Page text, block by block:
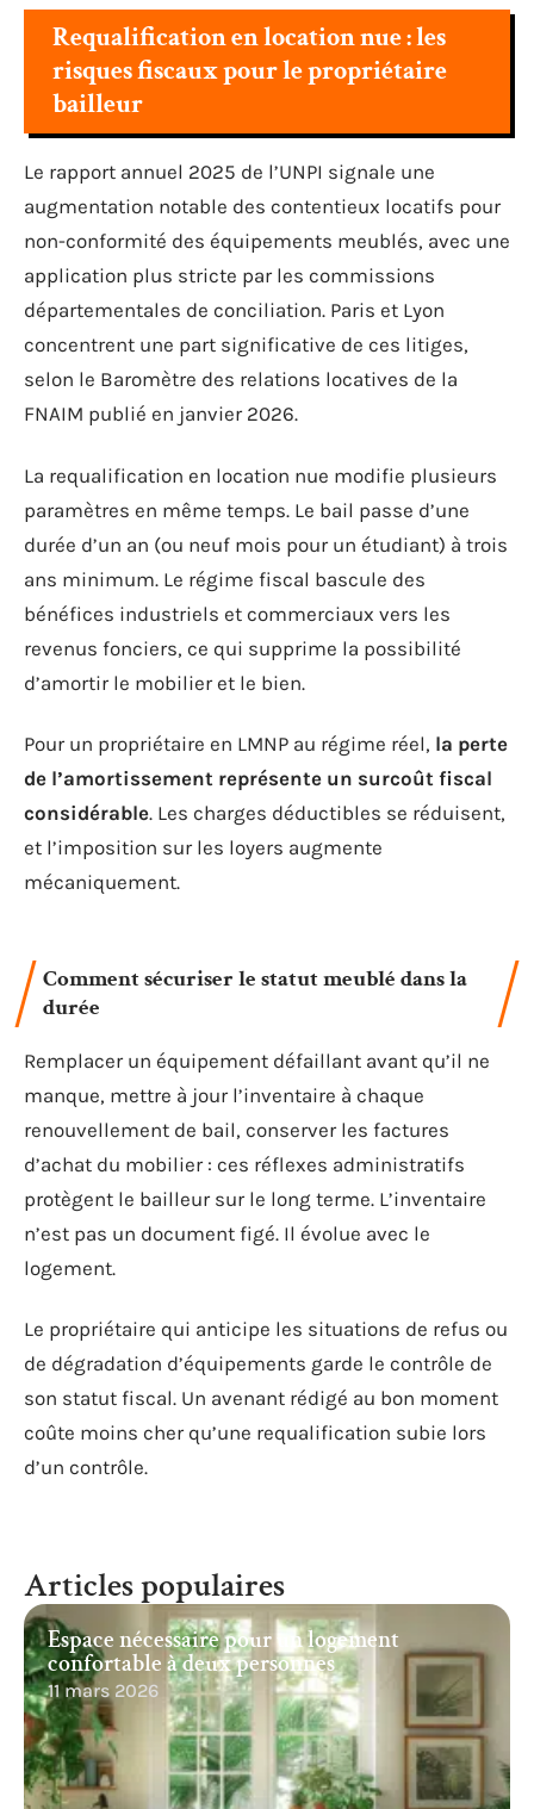
Requalification en location nue : les
risques fiscaux pour le propriétaire
bailleur
Le rapport annuel 2025 de l’UNPI signale une
augmentation notable des contentieux locatifs pour
non-conformité des équipements meublés, avec une
application plus stricte par les commissions
départementales de conciliation. Paris et Lyon
concentrent une part significative de ces litiges,
selon le Baromètre des relations locatives de la
FNAIM publié en janvier 2026.
La requalification en location nue modifie plusieurs
paramètres en même temps. Le bail passe d’une
durée d’un an (ou neuf mois pour un étudiant) à trois
ans minimum. Le régime fiscal bascule des
bénéfices industriels et commerciaux vers les
revenus fonciers, ce qui supprime la possibilité
d’amortir le mobilier et le bien.
Pour un propriétaire en LMNP au régime réel, la perte
de l’amortissement représente un surcoût fiscal
considérable. Les charges déductibles se réduisent,
et l’imposition sur les loyers augmente
mécaniquement.
Comment sécuriser le statut meublé dans la
durée
Remplacer un équipement défaillant avant qu’il ne
manque, mettre à jour l’inventaire à chaque
renouvellement de bail, conserver les factures
d’achat du mobilier : ces réflexes administratifs
protègent le bailleur sur le long terme. L’inventaire
n’est pas un document figé. Il évolue avec le
logement.
Le propriétaire qui anticipe les situations de refus ou
de dégradation d’équipements garde le contrôle de
son statut fiscal. Un avenant rédigé au bon moment
coûte moins cher qu’une requalification subie lors
d’un contrôle.
Articles populaires
Espace nécessaire pour un logement
confortable à deux personnes
11 mars 2026